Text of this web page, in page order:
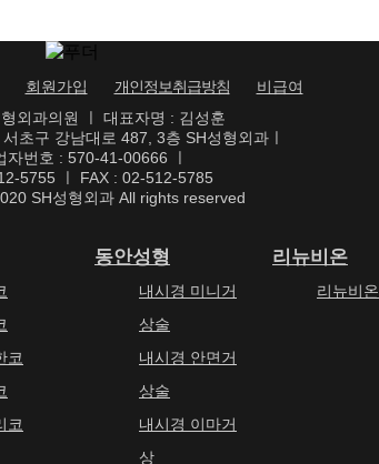
회원가입 개인정보취급방침
비급여
외과의원 ㅣ 대표자명 : 김성훈
초구 강남대로 487, 3층 SH성형외과ㅣ
자번호 : 570-41-00666 ㅣ
5755 ㅣ FAX : 02-512-5785
SH성형외과 All rights reserved
코
코
동안성형
내시경 미니거
상술
내시경 안면거
상술
내시경 이마거
상
리뉴비온
리뉴비온